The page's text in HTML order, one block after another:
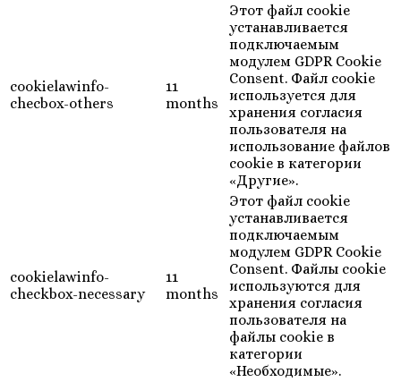
cookielawinfo-
checbox-others
11
months
Этот файл cookie
устанавливается
подключаемым
модулем GDPR Cookie
Consent. Файл cookie
используется для
хранения согласия
пользователя на
использование файлов
cookie в категории
«Другие».
cookielawinfo-
checkbox-necessary
11
months
Этот файл cookie
устанавливается
подключаемым
модулем GDPR Cookie
Consent. Файлы cookie
используются для
хранения согласия
пользователя на
файлы cookie в
категории
«Необходимые».